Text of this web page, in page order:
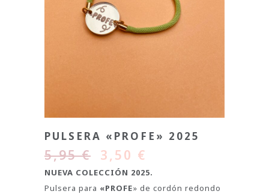
PULSERA «PROFE» 2025
5,95€ 3,50 €
NUEVA COLECCIÓN 2025.
Pulsera para «PROFE» de cordón redondo